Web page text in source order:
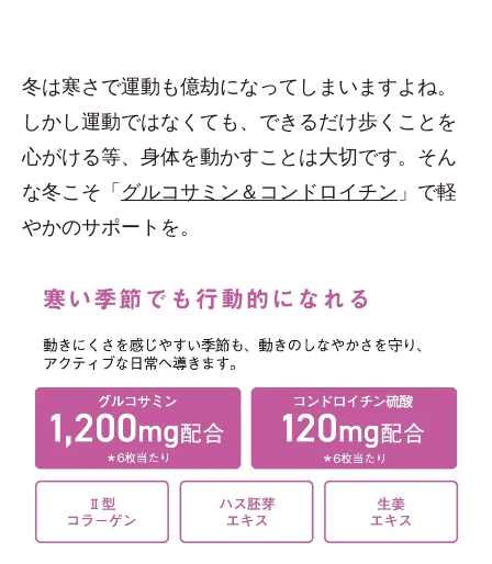
冬は寒さで運動も億劫になってしまいますよね。
しかし運動ではなくても、できるだけ歩くことを
心がける等、身体を動かすことは大切です。そん
な冬こそ「グルコサミン＆コンドロイチン 」で軽
やかのサポートを。